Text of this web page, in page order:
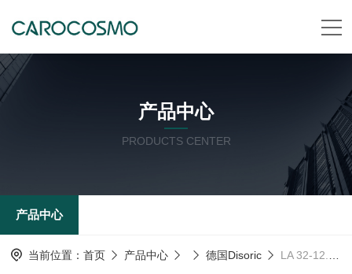
产品中心
PRODUCTS CENTER
产品中心
当前位置： 首页 产品中心 德国Disoric LA 32-12.5-388-560 I-D德森瑞 德国Disoric LA开关